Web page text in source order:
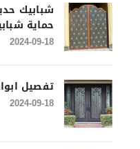
شبابيك
حماية
2024-09-18
تفصيل
2024-09-18